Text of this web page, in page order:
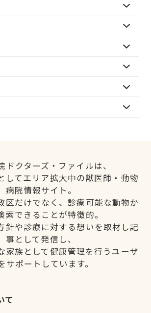
ドクターズ・ファイルは、
してエリア拡大中の獣医師・動物
病院情報サイト。
区だけでなく、診療可能な動物か
索できることが特徴的。
針や診療に対する想いを取材し記
事として発信し、
家族として健康管理を行うユーザ
サポートしています。
て